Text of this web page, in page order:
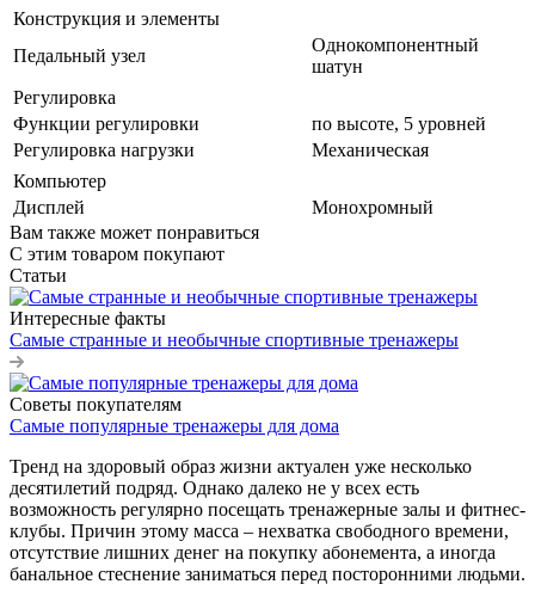
Конструкция и элементы
Педальный узел
Однокомпонентный
шатун
Регулировка
Функции регулировки
по высоте, 5 уровней
Регулировка нагрузки
Механическая
Компьютер
Дисплей
Монохромный
Вам также может понравиться
С этим товаром покупают
Статьи
Интересные факты
Самые странные и необычные спортивные тренажеры
Советы покупателям
Самые популярные тренажеры для дома
Тренд на здоровый образ жизни актуален уже несколько
десятилетий подряд. Однако далеко не у всех есть
возможность регулярно посещать тренажерные залы и фитнес-
клубы. Причин этому масса – нехватка свободного времени,
отсутствие лишних денег на покупку абонемента, а иногда
банальное стеснение заниматься перед посторонними людьми.